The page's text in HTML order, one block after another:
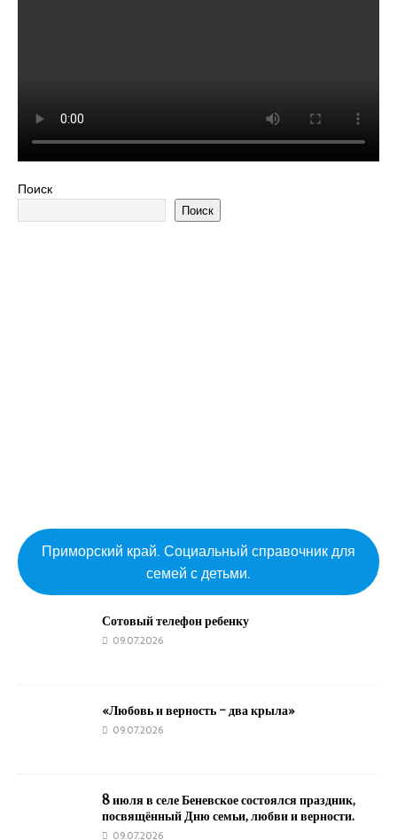
Поиск
Поиск
Приморский край. Социальный справочник для
семей с детьми.
Сотовый телефон ребенку
09.07.2026
«Любовь и верность – два крыла»
09.07.2026
8 июля в селе Беневское состоялся праздник,
посвящённый Дню семьи, любви и верности.
09.07.2026